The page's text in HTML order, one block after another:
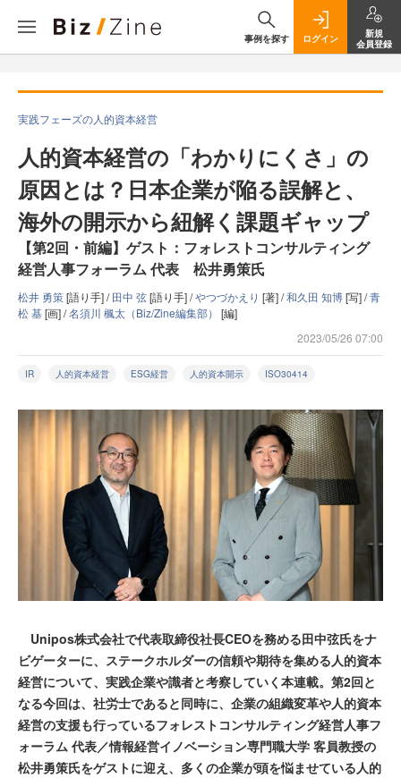
事例を探す ログイン
新規
会員登録
実践フェーズの人的資本経営
人的資本経営の「わかりにくさ」の
原因とは？日本企業が陥る誤解と、
海外の開示から紐解く課題ギャップ
【第2回・前編】ゲスト：フォレストコンサルティング
経営人事フォーラム 代表 松井勇策氏
松井 勇策[語り手] /田中 弦[語り手] /やつづかえり [著] /和久田 知博[写] /青
松 基[画] /名須川 楓太（Biz/Zine編集部） [編]
2023/05/26 07:00
IR 人的資本経営 ESG経営 人的資本開示 ISO30414
Unipos株式会社で代表取締役社長CEOを務める田中弦氏をナ
ビゲーターに、ステークホルダーの信頼や期待を集める人的資本
経営について、実践企業や識者と考察していく本連載。第2回と
なる今回は、社労士であると同時に、企業の組織変革や人的資本
経営の支援も行っているフォレストコンサルティング経営人事フ
ォーラム 代表／情報経営イノベーション専門職大学 客員教授の
松井勇策氏をゲストに迎え、多くの企業が頭を悩ませている人的